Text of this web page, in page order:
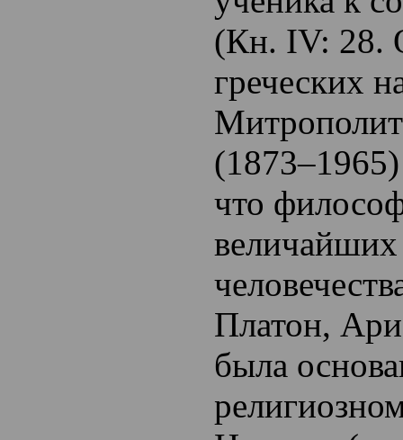
(Кн. IV: 28.
греческих
(1873–1965)
что
Платон,
была